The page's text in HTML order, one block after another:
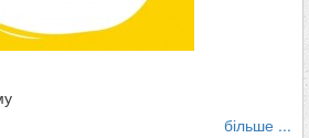
більше ...